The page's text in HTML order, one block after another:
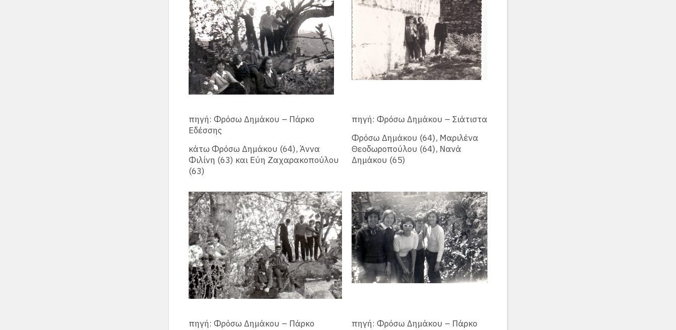
πηγή: Φρόσω Δημάκου – Πάρκο
Εδέσσης
κάτω Φρόσω Δημάκου (64), Άννα
Φιλίνη (63) και Εύη Ζαχαρακοπούλου
(63)
πηγή: Φρόσω Δημάκου – Σιάτιστα
Φρόσω Δημάκου (64), Μαριλένα
Θεοδωροπούλου (64), Νανά
Δημάκου (65)
πηγή: Φρόσω Δημάκου – Πάρκο
πηγή: Φρόσω Δημάκου – Πάρκο